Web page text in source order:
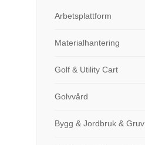
Arbetsplattform
Materialhantering
Golf & Utility Cart
Golvvård
Bygg & Jordbruk & Gruv